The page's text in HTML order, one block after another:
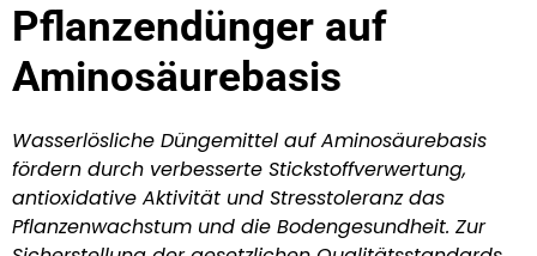
Pflanzendünger auf
Aminosäurebasis
Wasserlösliche Düngemittel auf Aminosäurebasis
fördern durch verbesserte Stickstoffverwertung,
antioxidative Aktivität und Stresstoleranz das
Pflanzenwachstum und die Bodengesundheit. Zur